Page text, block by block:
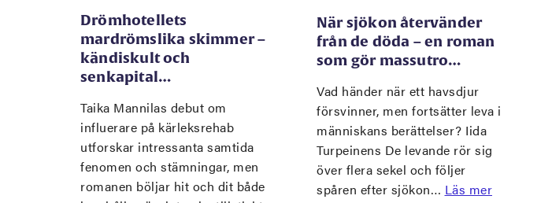
Drömhotellets
mardrömslika skimmer –
kändiskult och
senkapital…
Taika Mannilas debut om
influerare på kärleksrehab
utforskar intressanta samtida
fenomen och stämningar, men
romanen böljar hit och dit både
När sjökon återvänder
från de döda – en roman
som gör massutro…
Vad händer när ett havsdjur
försvinner, men fortsätter leva i
människans berättelser? Iida
Turpeinens De levande rör sig
över flera sekel och följer
spåren efter sjökon… Läs mer